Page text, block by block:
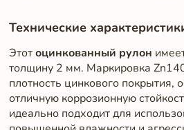
Технические
Этотоцинкованный рулон
толщину 2 мм. Маркировка
плотность цинкового покрытия,
отличную коррозионную
идеально подходит для